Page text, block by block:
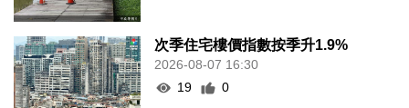
次季住宅樓價指數按季升1.9%
2026-08-07 16:30
19
0